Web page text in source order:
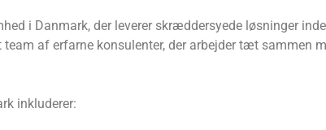
i Danmark, der leverer skræddersyede løsninger
af erfarne konsulenter, der arbejder tæt sammen
inkluderer: